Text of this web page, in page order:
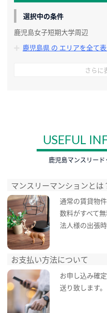
選択中の条件
鹿児島女子短期大学周辺
鹿児島県 の エリアを全て
さらに
USEFUL
鹿児島マンスリー
マンスリーマンションとは
通常の賃貸物
数料がすべて無
法人様の出張
お支払い方法について
お申し込み確
送り致します。